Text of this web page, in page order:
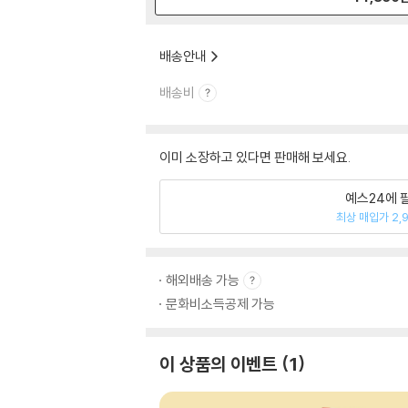
배송안내
배송비
이미 소장하고 있다면 판매해 보세요.
예스24에
최상 매입가
해외배송 가능
문화비소득공제 가능
이 상품의 이벤트 1